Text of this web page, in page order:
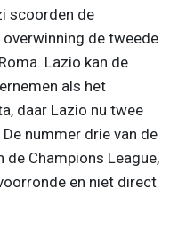
scoorden de
de tweede
Lazio kan de
als het
daar Lazio nu twee
nummer drie van de
de Champions League,
en niet direct